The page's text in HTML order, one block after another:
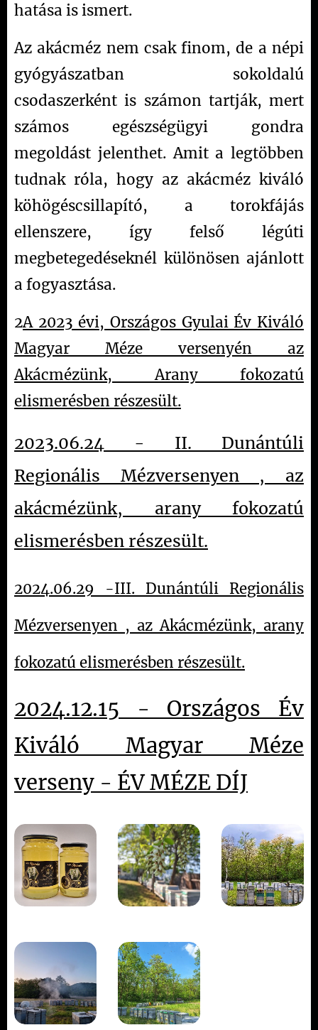
hatása is ismert.
Az akácméz nem csak finom, de a népi
gyógyászatban sokoldalú
csodaszerként is számon tartják, mert
számos egészségügyi gondra
megoldást jelenthet. Amit a legtöbben
tudnak róla, hogy az akácméz kiváló
köhögéscsillapító, a torokfájás
ellenszere, így felső légúti
megbetegedéseknél különösen ajánlott
a fogyasztása.
2A 2023 évi, Országos Gyulai Év Kiváló
Magyar Méze versenyén az
Akácmézünk, Arany fokozatú
elismerésben részesült.
2023.06.24 - II. Dunántúli
Regionális Mézversenyen , az
akácmézünk, arany fokozatú
elismerésben részesült.
2024.06.29 -III. Dunántúli Regionális
Mézversenyen , az Akácmézünk, arany
fokozatú elismerésben részesült.
2024.12.15 - Országos Év
Kiváló Magyar Méze
verseny - ÉV MÉZE DÍJ